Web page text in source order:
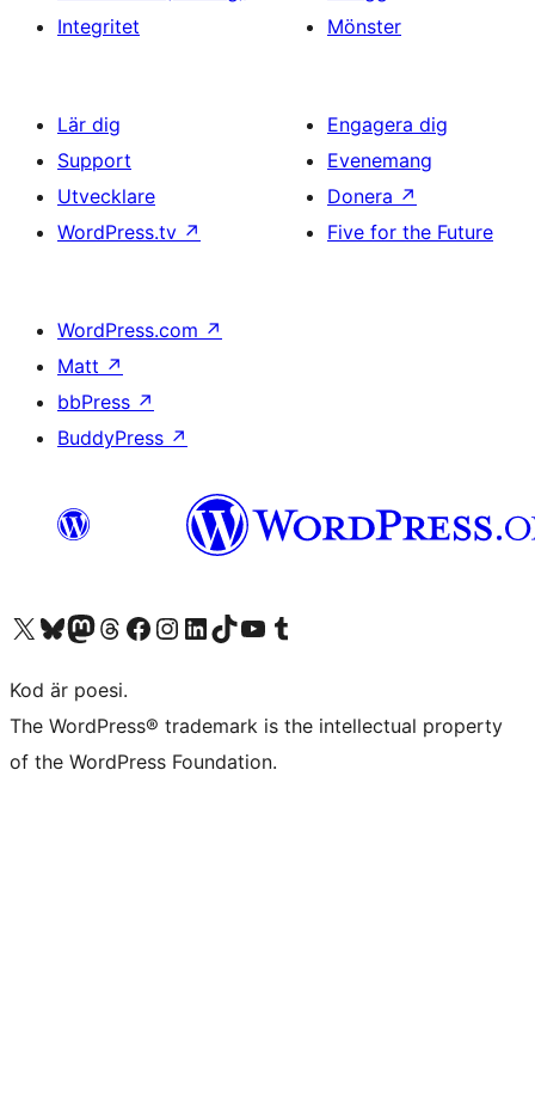
Integritet
Mönster
Lär dig
Support
Utvecklare
WordPress.tv ↗
Engagera dig
Evenemang
Donera ↗
Five for the Future
WordPress.com ↗
Matt ↗
bbPress ↗
BuddyPress ↗
Besök vår X-konto (f.d. Twitter)
Besök vårt Bluesky-konto
Besök vårt Mastodon-konto
Besök vårt Thread-konto
Besök vår Facebook-sidaBesök vårt Instagram-konto
Besök vårt LinkedIn-konto
Besök vårt TikTok-konto
Besök vår YouTube-kanalBesök vårt Tumblr-konto
Kod är poesi.
The WordPress® trademark is the intellectual property
of the WordPress Foundation.